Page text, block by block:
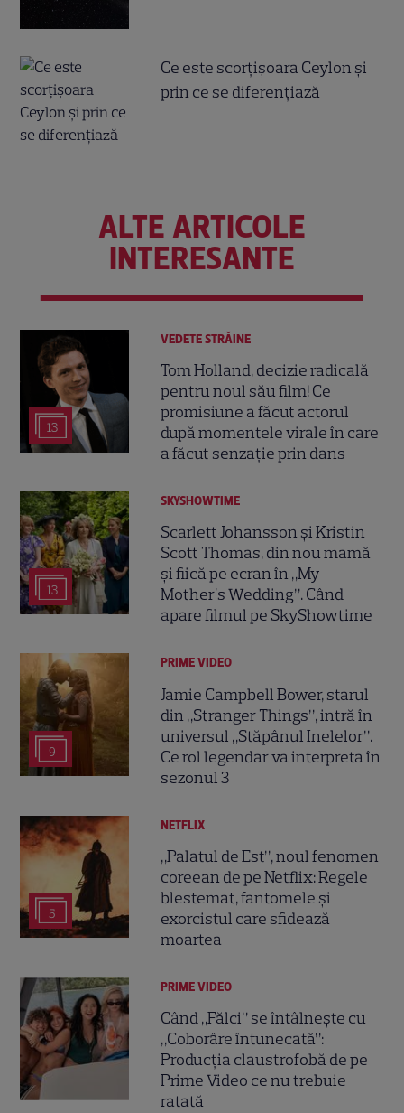
Ce este scorțișoara Ceylon și
prin ce se diferențiază
ALTE ARTICOLE
INTERESANTE
13
VEDETE STRĂINE
Tom Holland, decizie radicală
pentru noul său film! Ce
promisiune a făcut actorul
după momentele virale în care
a făcut senzație prin dans
13
SKYSHOWTIME
Scarlett Johansson și Kristin
Scott Thomas, din nou mamă
și fiică pe ecran în „My
Mother's Wedding”. Când
apare filmul pe SkyShowtime
9
PRIME VIDEO
Jamie Campbell Bower, starul
din „Stranger Things”, intră în
universul „Stăpânul Inelelor”.
Ce rol legendar va interpreta în
sezonul 3
5
NETFLIX
„Palatul de Est”, noul fenomen
coreean de pe Netflix: Regele
blestemat, fantomele și
exorcistul care sfidează
moartea
PRIME VIDEO
Când „Fălci” se întâlnește cu
„Coborâre întunecată”:
Producția claustrofobă de pe
Prime Video ce nu trebuie
ratată